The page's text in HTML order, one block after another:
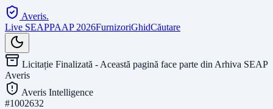
Averis.
Live SEAPPAAP 2026FurnizoriGhidCăutare
Licitație Finalizată - Această pagină face parte din Arhiva SEAP
Averis
Averis Intelligence
#1002632